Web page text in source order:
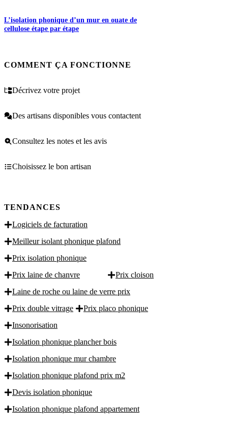
L’isolation phonique d’un mur en ouate de
cellulose étape par étape
COMMENT ÇA FONCTIONNE
Décrivez votre projet
Des artisans disponibles vous contactent
Consultez les notes et les avis
Choisissez le bon artisan
TENDANCES
Logiciels de facturation
Meilleur isolant phonique plafond
Prix isolation phonique
Prix laine de chanvre
Prix cloison
Laine de roche ou laine de verre prix
Prix double vitrage
Prix placo phonique
Insonorisation
Isolation phonique plancher bois
Isolation phonique mur chambre
Isolation phonique plafond prix m2
Devis isolation phonique
Isolation phonique plafond appartement